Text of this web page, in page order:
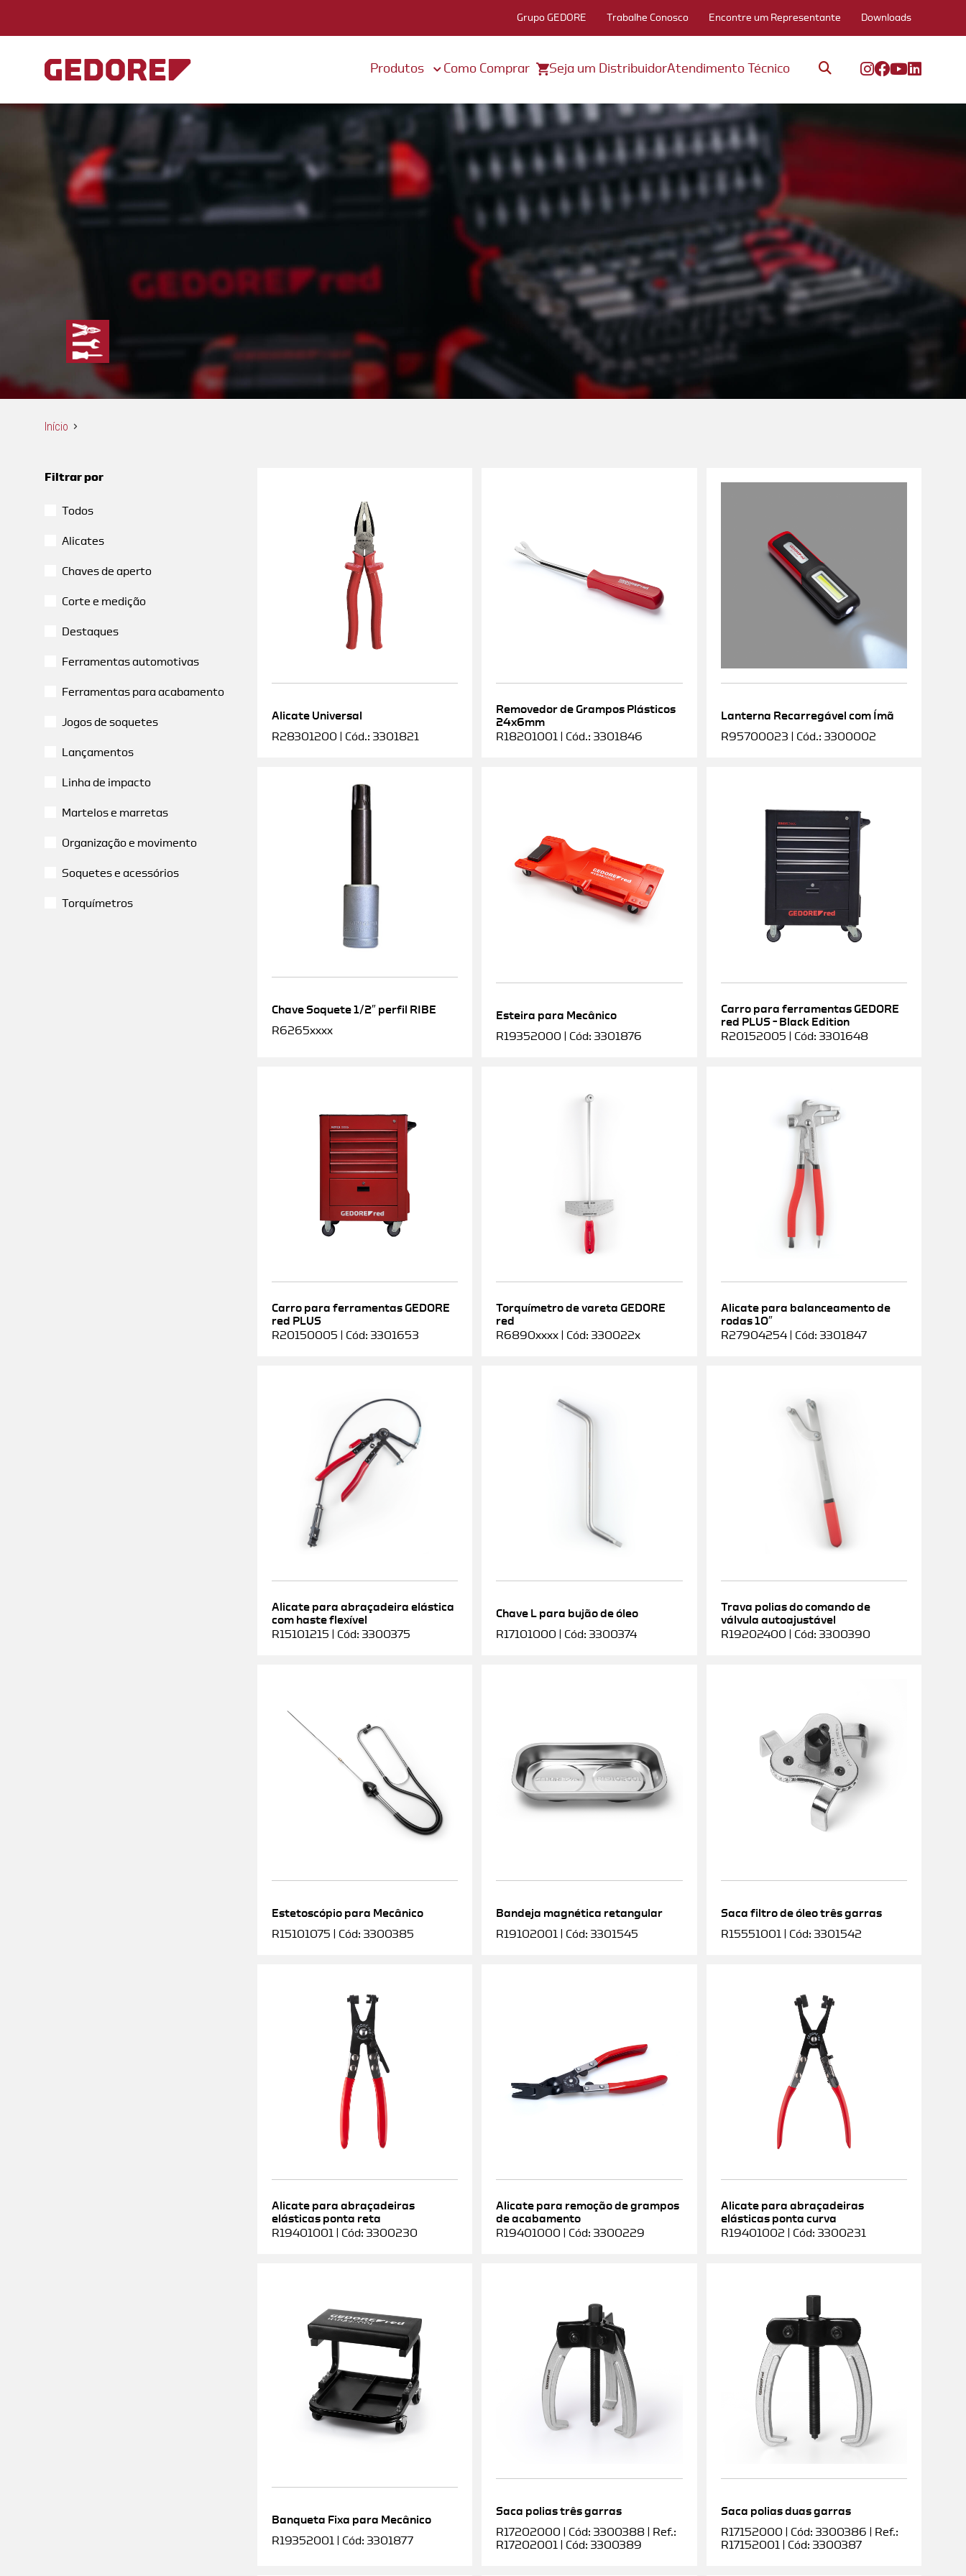
Grupo GEDORE Trabalhe Conosco Encontre um Representante Downloads
Produtos Como Comprar Seja um DistribuidorAtendimento Técnico
Início
Filtrar por
Todos
Alicates
Chaves de aperto
Corte e medição
Destaques
Ferramentas automotivas
Ferramentas para acabamento
Jogos de soquetes
Lançamentos
Linha de impacto
Martelos e marretas
Organização e movimento
Soquetes e acessórios
Torquímetros
Alicate Universal
R28301200 | Cód.: 3301821
Removedor de Grampos Plásticos
24x6mm
R18201001 | Cód.: 3301846
Lanterna Recarregável com Ímã
R95700023 | Cód.: 3300002
Chave Soquete 1/2″ perfil RIBE
R6265xxxx
Esteira para Mecânico
R19352000 | Cód: 3301876
Carro para ferramentas GEDORE
red PLUS – Black Edition
R20152005 | Cód: 3301648
Carro para ferramentas GEDORE
red PLUS
R20150005 | Cód: 3301653
Torquímetro de vareta GEDORE
red
R6890xxxx | Cód: 330022x
Alicate para balanceamento de
rodas 10″
R27904254 | Cód: 3301847
Alicate para abraçadeira elástica
com haste flexível
R15101215 | Cód: 3300375
Chave L para bujão de óleo
R17101000 | Cód: 3300374
Trava polias do comando de
válvula autoajustável
R19202400 | Cód: 3300390
Estetoscópio para Mecânico
R15101075 | Cód: 3300385
Bandeja magnética retangular
R19102001 | Cód: 3301545
Saca filtro de óleo três garras
R15551001 | Cód: 3301542
Alicate para abraçadeiras
elásticas ponta reta
R19401001 | Cód: 3300230
Alicate para remoção de grampos
de acabamento
R19401000 | Cód: 3300229
Alicate para abraçadeiras
elásticas ponta curva
R19401002 | Cód: 3300231
Banqueta Fixa para Mecânico
R19352001 | Cód: 3301877
Saca polias três garras
R17202000 | Cód: 3300388 | Ref.:
R17202001 | Cód: 3300389
Saca polias duas garras
R17152000 | Cód: 3300386 | Ref.:
R17152001 | Cód: 3300387